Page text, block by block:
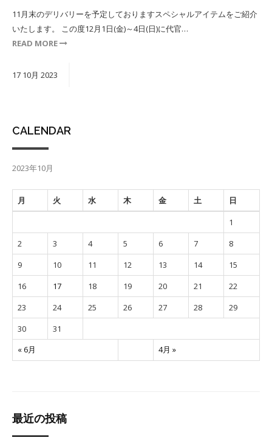
11月末のデリバリーを予定しておりますスペシャルアイテムをご紹介
いたします。⁡ この度12月1日(金)～4日(日)に代官…
READ MORE
17 10月 2023
CALENDAR
2023年10月
月 火 水 木 金 土 日
« 6月 4月 »
1
2
3 4 5 6 7
8
9
10 11 12 13 14
15
16
17 18 19 20 21
22
23
24 25 26 27 28
29
30
31
最近の投稿